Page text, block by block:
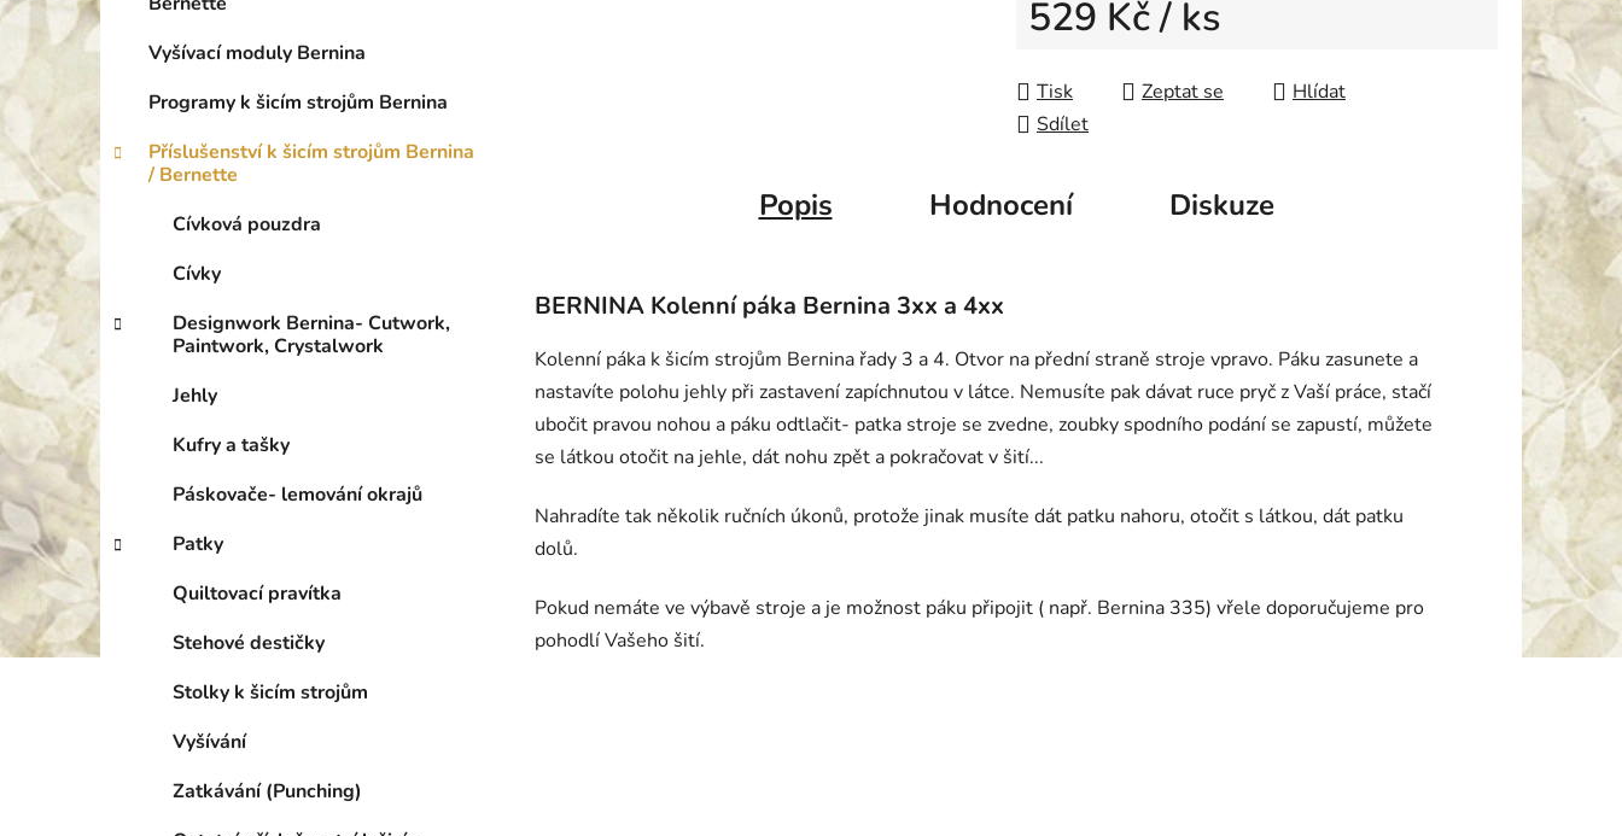
e
Vyšívací moduly Bernina
Programy k šicím strojům Bernina
Příslušenství k šicím strojům Bernina
/ Bernette
Cívková pouzdra
Cívky
Designwork Bernina- Cutwork,
Paintwork, Crystalwork
Jehly
Kufry a tašky
Páskovače- lemování okrajů
Patky
Quiltovací pravítka
Stehové destičky
Stolky k šicím strojům
Vyšívání
Zatkávání (Punching)
529 Kč/ ks
Tisk
Zeptat se
Hlídat
Sdílet
Popis Hodnocení Diskuze
BERNINA Kolenní páka Bernina 3xx a 4xx
Kolenní páka k šicím strojům Bernina řady 3 a 4. Otvor na přední straně stroje vpravo. Páku zasunete a
nastavíte polohu jehly při zastavení zapíchnutou v látce. Nemusíte pak dávat ruce pryč z Vaší práce, stačí
ubočit pravou nohou a páku odtlačit- patka stroje se zvedne, zoubky spodního podání se zapustí, můžete
se látkou otočit na jehle, dát nohu zpět a pokračovat v šití...
Nahradíte tak několik ručních úkonů, protože jinak musíte dát patku nahoru, otočit s látkou, dát patku
dolů.
Pokud nemáte ve výbavě stroje a je možnost páku připojit ( např. Bernina 335) vřele doporučujeme pro
pohodlí Vašeho šití.